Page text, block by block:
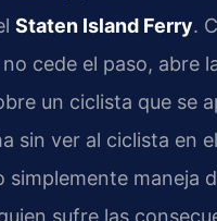
Staten Island Ferry.
cede el paso, abre
un ciclista que se
sin ver al ciclista en
simplemente maneja
sufre las